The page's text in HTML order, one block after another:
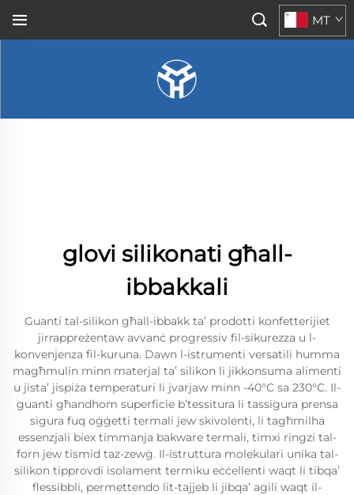
MT
glovi silikonati għall-
ibbakkali
Guanti tal-silikon għall-ibbakk ta’ prodotti konfetterijiet
jirrappreżentaw avvanċ progressiv fil-sikurezza u l-
konvenjenza fil-kuruna. Dawn l-istrumenti versatili humma
magħmulin minn materjal ta’ silikon li jikkonsuma alimenti
u jista’ jispiża temperaturi li jvarjaw minn -40°C sa 230°C. Il-
guanti għandhom superficie b’tessitura li tassigura prensa
sigura fuq oġġetti termali jew skivolenti, li tagħmilha
essenzjali biex timmanja bakware termali, timxi ringzi tal-
forn jew tismid taz-zewġ. Il-istruttura molekulari unika tal-
silikon tipprovdi isolament termiku eċċellenti waqt li tibqa’
flessibbli, permettendo lit-tajjeb li jibqa’ agili waqt il-